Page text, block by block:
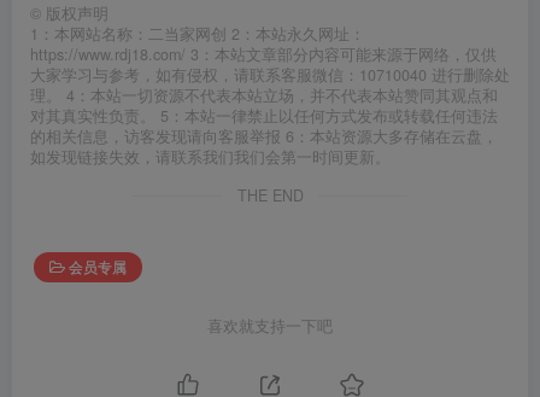
© 版权声明
1：本网站名称：二当家网创 2：本站永久网址：
https://www.rdj18.com/ 3：本站文章部分内容可能来源于网络，仅供
大家学习与参考，如有侵权，请联系客服微信：10710040 进行删除处
理。 4：本站一切资源不代表本站立场，并不代表本站赞同其观点和
对其真实性负责。 5：本站一律禁止以任何方式发布或转载任何违法
的相关信息，访客发现请向客服举报 6：本站资源大多存储在云盘，
如发现链接失效，请联系我们我们会第一时间更新。
THE END
会员专属
喜欢就支持一下吧